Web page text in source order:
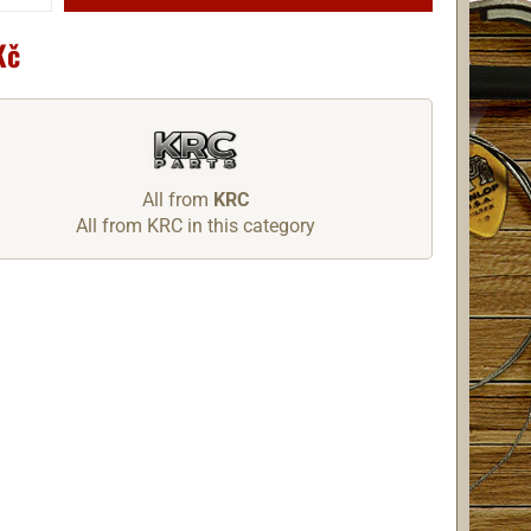
All from KRC
All from KRC in this category